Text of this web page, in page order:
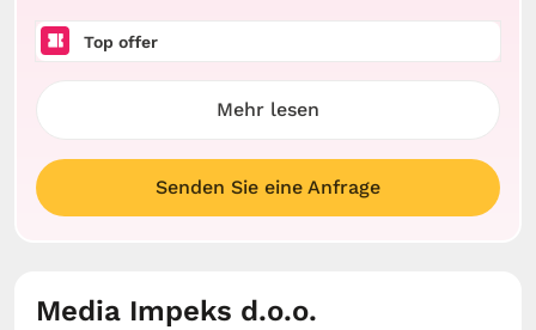
Top offer
Mehr lesen
Senden Sie eine Anfrage
Media Impeks d.o.o.